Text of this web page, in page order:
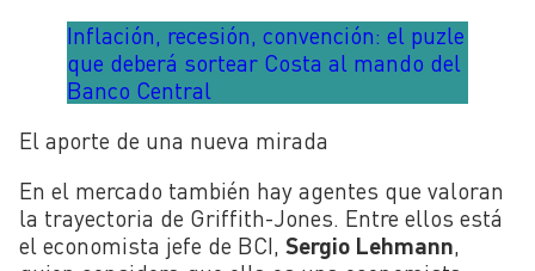
Inflación, recesión, convención: el puzle
que deberá sortear Costa al mando del
Banco Central
El aporte de una nueva mirada
En el mercado también hay agentes que valoran
la trayectoria de Griffith-Jones. Entre ellos está
el economista jefe de BCI, Sergio Lehmann,